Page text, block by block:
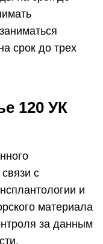
срок до трех
120 УК
с
и
материала
за данным